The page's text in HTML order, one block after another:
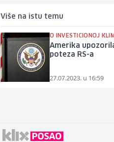
Više na istu temu
O INVESTICIONOJ KLIMI
Amerika
poteza RS-a
27.07.2023. u 16:59